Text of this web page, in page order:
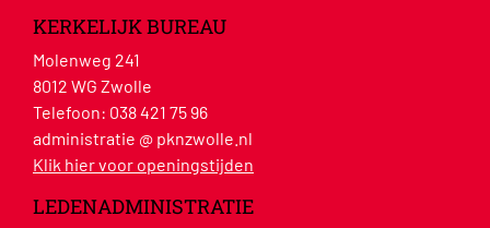
KERKELIJK BUREAU
Molenweg 241
8012 WG Zwolle
Telefoon: 038 421 75 96
administratie @ pknzwolle.nl
Klik hier voor openingstijden
LEDENADMINISTRATIE